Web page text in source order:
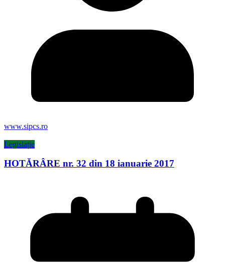
www.sipcs.ro
Legislație
HOTĂRÂRE nr. 32 din 18 ianuarie 2017